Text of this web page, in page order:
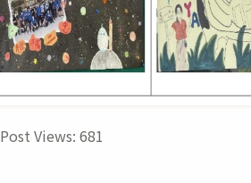
Post Views: 681